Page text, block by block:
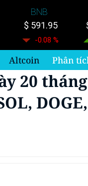
BNB
$ 591.95
-0.08 %
Altcoin Phân
20 tháng